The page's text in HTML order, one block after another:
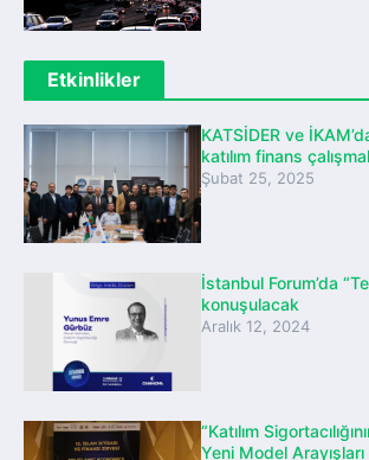
Etkinlikler
KATSİDER ve
katılım finans
Şubat 25, 2025
İstanbul Forum’da
konuşulacak
Aralık 12, 2024
“Katılım
Yeni Model Arayışları